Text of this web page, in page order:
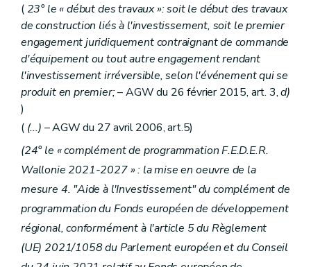
( 23° le « début des travaux »: soit le début des travaux
de construction liés à l'investissement, soit le premier
engagement juridiquement contraignant de commande
d'équipement ou tout autre engagement rendant
l'investissement irréversible, selon l'événement qui se
produit en premier;– AGW du 26 février 2015, art. 3,d)
)
( (...) – AGW du 27 avril 2006, art.5)
(24° le « complément de programmation F.E.D.E.R.
Wallonie 2021-2027 » : la mise en oeuvre de la
mesure 4. "Aide à l'Investissement" du complément de
programmation du Fonds européen de développement
régional, conformément à l'article 5 du Règlement
(UE) 2021/1058 du Parlement européen et du Conseil